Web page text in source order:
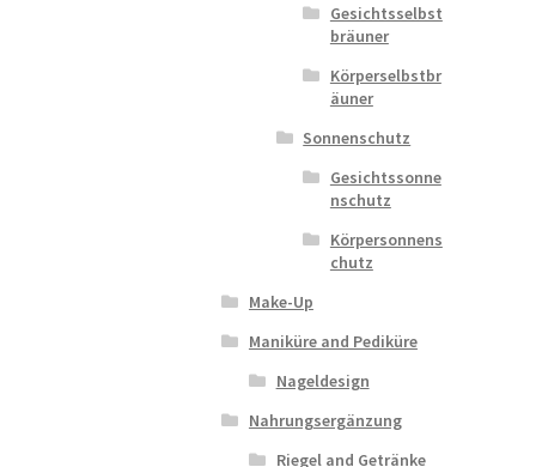
Gesichtsselbst
bräuner
Körperselbstbr
äuner
Sonnenschutz
Gesichtssonne
nschutz
Körpersonnens
chutz
Make-Up
Maniküre and Pediküre
Nageldesign
Nahrungsergänzung
Riegel and Getränke